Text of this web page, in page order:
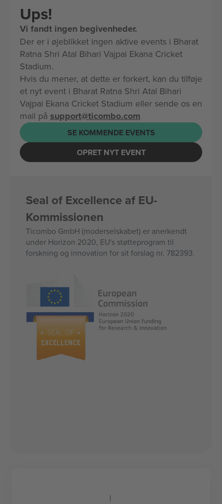
Ups!
Vi fandt ingen begivenheder.
Der er i øjeblikket ingen aktive events i Bharat
Ratna Shri Atal Bihari Vajpai Ekana Cricket
Stadium.
Hvis du mener, at dette er forkert, kan du tilføje
et nyt event i Bharat Ratna Shri Atal Bihari
Vajpai Ekana Cricket Stadium eller sende os en
mail på support@ticombo.com
SE KOMMENDE EVENTS
OPRET NYT EVENT
Seal of Excellence af EU-
Kommissionen
Ticombo GmbH (moderselskabet) er anerkendt
under Horizon 2020, EU's støtteprogram til
forskning og innovation for sit forslag nr. 782393.